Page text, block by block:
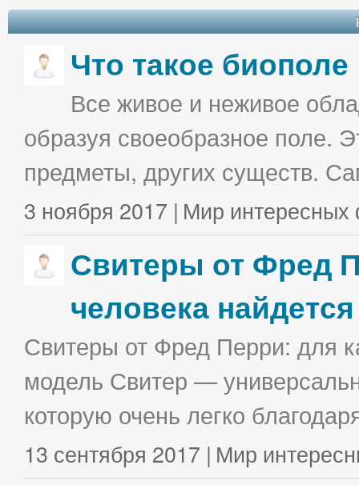
Что такое биополе
Все живое и неживое
образуя своеобразное поле.
предметы, других существ.
3 ноября 2017 | Мир интересных
Свитеры от Фред
человека
Свитеры от Фред Перри: для
модель Свитер —
которую очень легко
13 сентября 2017 | Мир